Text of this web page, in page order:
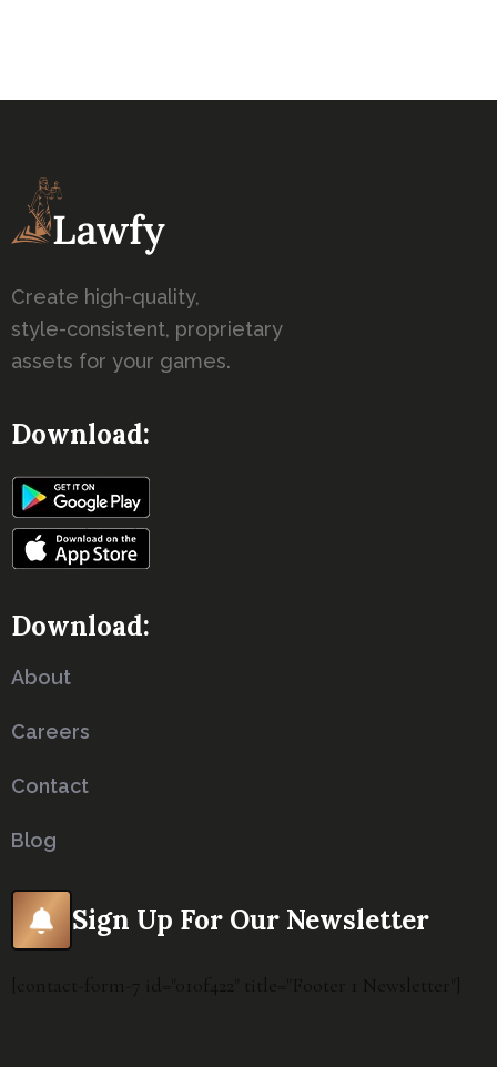
Create high-quality,
style-consistent, proprietary
assets for your games.
Download:
Download:
About
Careers
Contact
Blog
Sign Up For Our Newsletter